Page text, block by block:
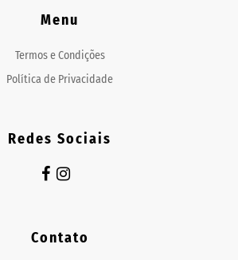
Menu
Termos e Condições
Política de Privacidade
Redes Sociais
Contato